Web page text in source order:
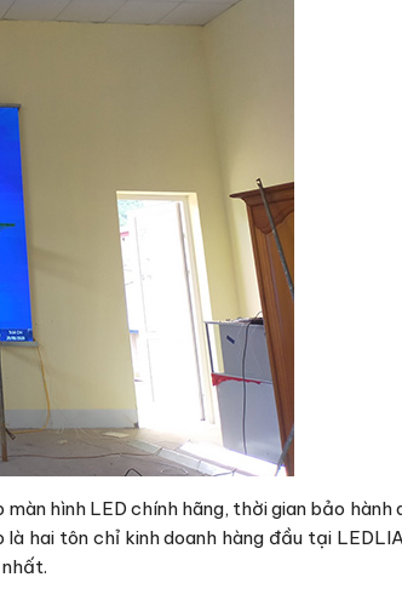
hình LED chính hãng, thời gian bảo hành
hai tôn chỉ kinh doanh hàng đầu tại